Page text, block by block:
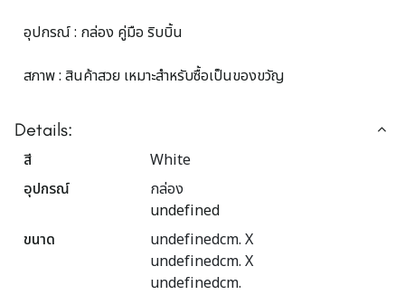
อุปกรณ์ : กล่อง คู่มือ ริบบิ้น
สภาพ : สินค้าสวย เหมาะสำหรับซื้อเป็นของขวัญ
Details:
สี
White
อุปกรณ์
กล่อง
undefined
ขนาด
undefinedcm. X
undefinedcm. X
undefinedcm.